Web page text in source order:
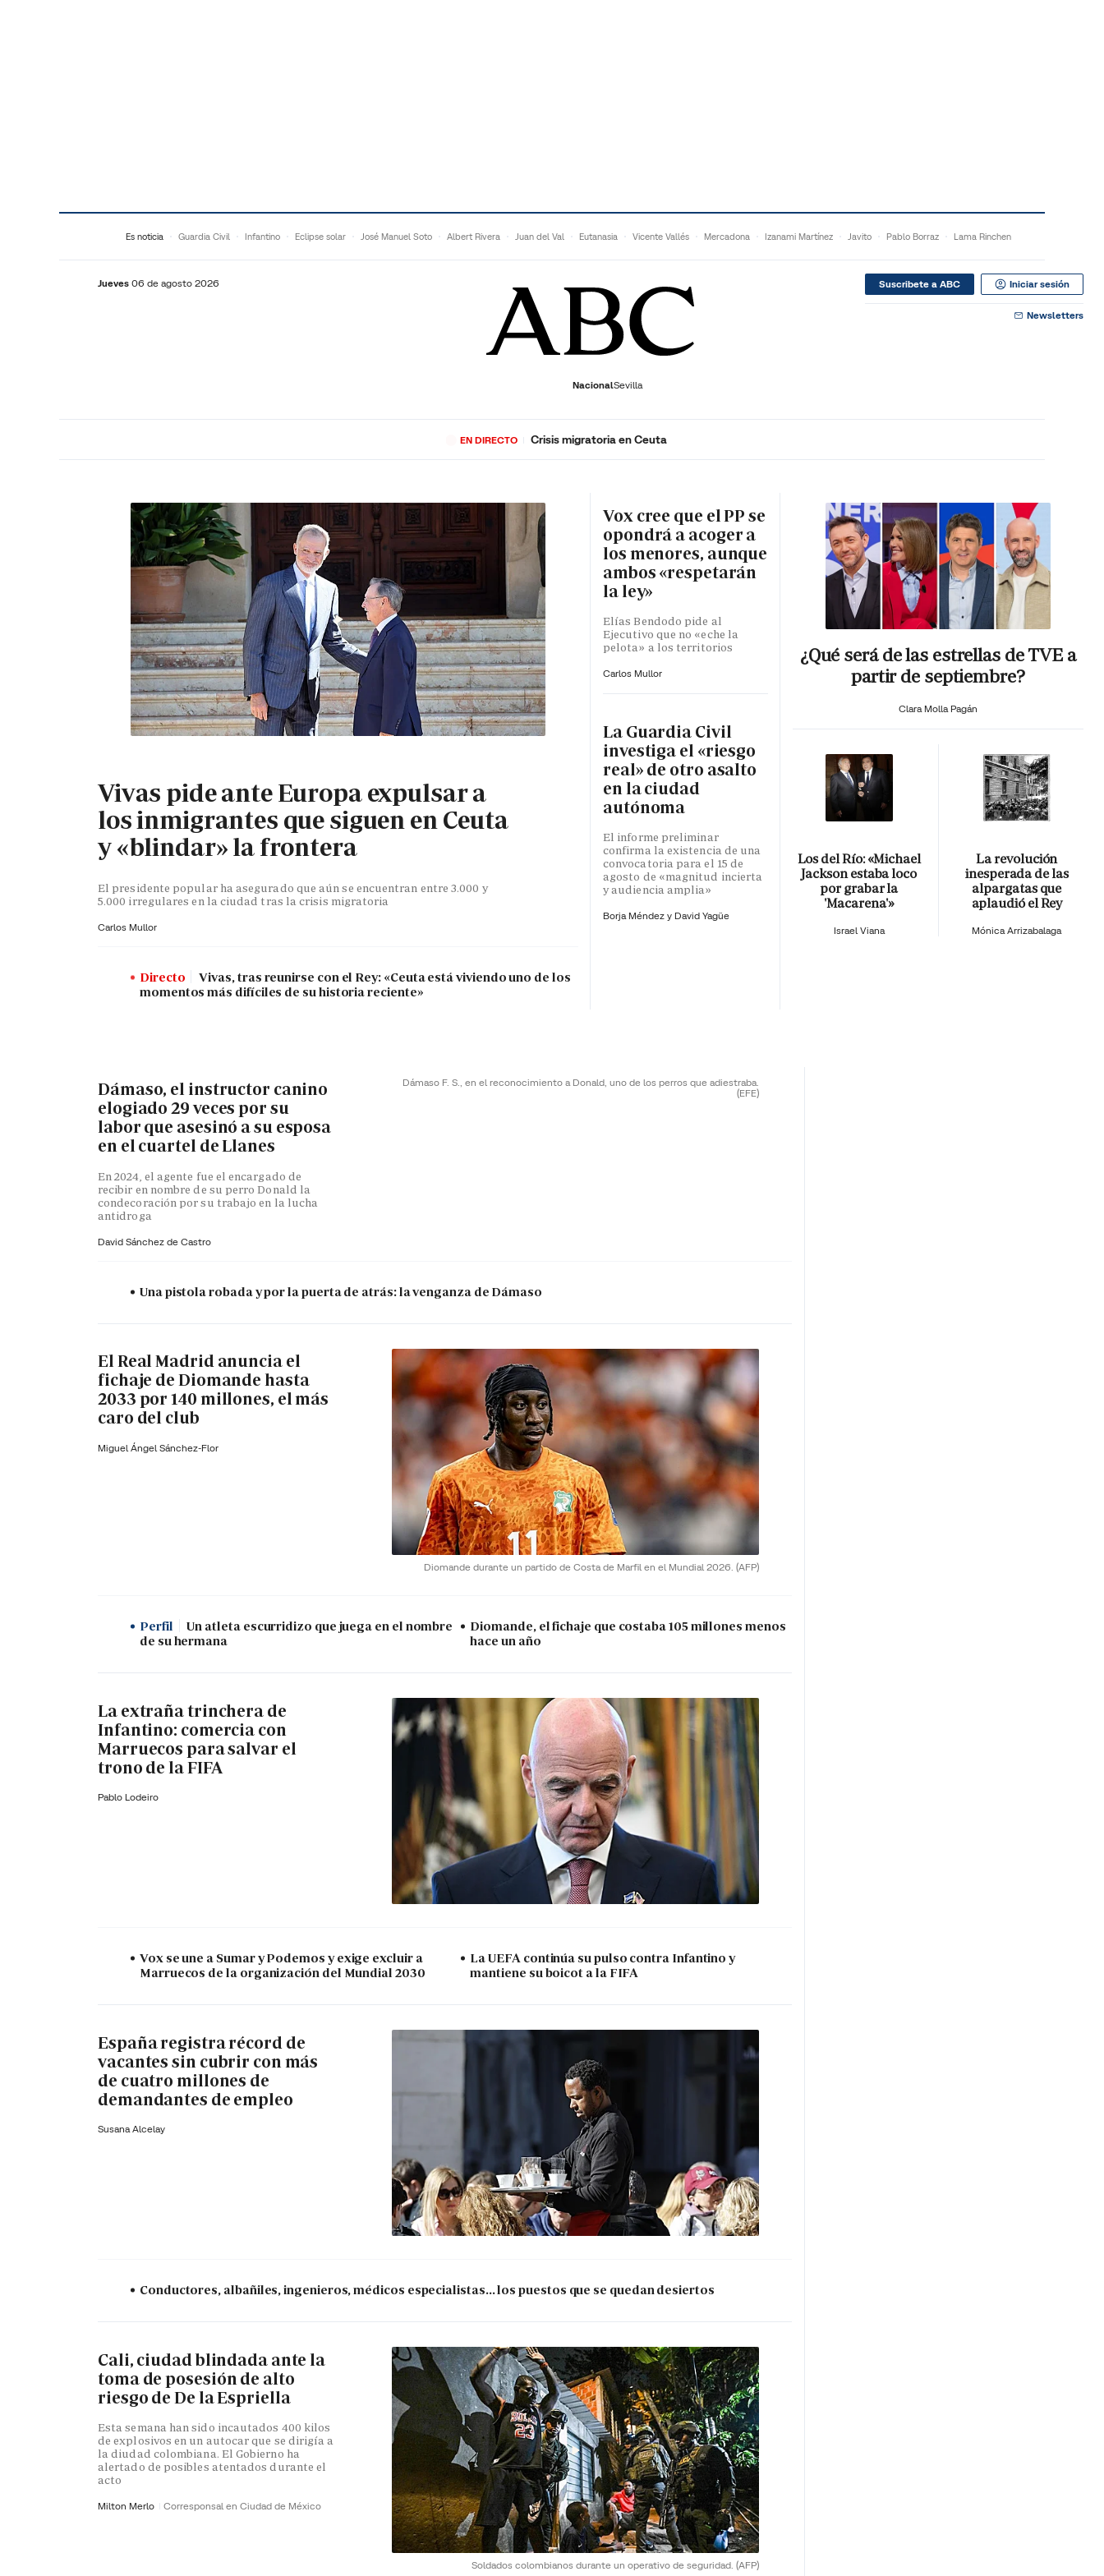
Es noticia Guardia Civil Infantino Eclipse solar José Manuel Soto Albert Rivera Juan del Val Eutanasia Vicente Vallés Mercadona Izanami Martínez Javito Pablo Borraz Lama Rinchen
Jueves 06 de agosto 2026
NacionalSevilla
Suscribete a ABC Iniciar sesión
Newsletters
ECONOMÍADEPORTES SOCIEDADCULTURAGENTEPLAY
EN DIRECTO Crisis migratoria en Ceuta
Vivas pide ante Europa expulsar a
los inmigrantes que siguen en Ceuta
y «blindar» la frontera
El presidente popular ha asegurado que aún se encuentran entre 3.000 y
5.000 irregulares en la ciudad tras la crisis migratoria
Carlos Mullor
Directo
Vivas, tras reunirse con el Rey: «Ceuta está viviendo uno de los
momentos más difíciles de su historia reciente»
Vox cree que el PP se
opondrá a acoger a
los menores, aunque
ambos «respetarán
la ley»
Elías Bendodo pide al
Ejecutivo que no «eche la
pelota» a los territorios
Carlos Mullor
La Guardia Civil
investiga el «riesgo
real» de otro asalto
en la ciudad
autónoma
El informe preliminar
confirma la existencia de una
convocatoria para el 15 de
agosto de «magnitud incierta
y audiencia amplia»
Borja Méndez y David Yagüe
¿Qué será de las estrellas de TVE a
partir de septiembre?
Clara Molla Pagán
Los del Río: «Michael
Jackson estaba loco
por grabar la
'Macarena'»
Israel Viana
La revolución
inesperada de las
alpargatas que
aplaudió el Rey
Mónica Arrizabalaga
Dámaso F. S., en el reconocimiento a Donald, uno de los perros que adiestraba.
(EFE)
Dámaso, el instructor canino
elogiado 29 veces por su
labor que asesinó a su esposa
en el cuartel de Llanes
En 2024, el agente fue el encargado de
recibir en nombre de su perro Donald la
condecoración por su trabajo en la lucha
antidroga
David Sánchez de Castro
Una pistola robada y por la puerta de atrás: la venganza de Dámaso
Diomande durante un partido de Costa de Marfil en el Mundial 2026. (AFP)
El Real Madrid anuncia el
fichaje de Diomande hasta
2033 por 140 millones, el más
caro del club
Miguel Ángel Sánchez-Flor
Perfil
Un atleta escurridizo que juega en el nombre
de su hermana
Diomande, el fichaje que costaba 105 millones menos
hace un año
La extraña trinchera de
Infantino: comercia con
Marruecos para salvar el
trono de la FIFA
Pablo Lodeiro
Vox se une a Sumar y Podemos y exige excluir a
Marruecos de la organización del Mundial 2030
La UEFA continúa su pulso contra Infantino y
mantiene su boicot a la FIFA
España registra récord de
vacantes sin cubrir con más
de cuatro millones de
demandantes de empleo
Susana Alcelay
Conductores, albañiles, ingenieros, médicos especialistas... los puestos que se quedan desiertos
Soldados colombianos durante un operativo de seguridad. (AFP)
Cali, ciudad blindada ante la
toma de posesión de alto
riesgo de De la Espriella
Esta semana han sido incautados 400 kilos
de explosivos en un autocar que se dirigía a
la diudad colombiana. El Gobierno ha
alertado de posibles atentados durante el
acto
Milton Merlo Corresponsal en Ciudad de México